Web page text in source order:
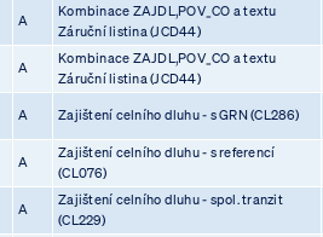
A
Kombinace ZAJDL,POV_CO a textu
Záruční listina (JCD44)
A
Kombinace ZAJDL,POV_CO a textu
Záruční listina (JCD44)
A Zajištení celního dluhu - s GRN (CL286)
A
Zajištení celního dluhu - s referencí
(CL076)
A
Zajištení celního dluhu - spol. tranzit
(CL229)